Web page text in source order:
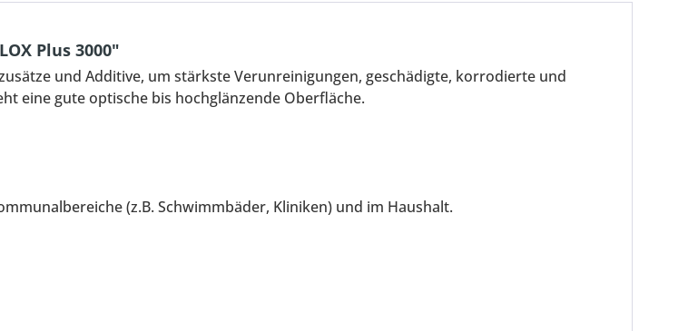
Plus 3000"
und Additive, um stärkste Verunreinigungen, geschädigte, korrodierte und
eine gute optische bis hochglänzende Oberfläche.
(z.B. Schwimmbäder, Kliniken) und im Haushalt.